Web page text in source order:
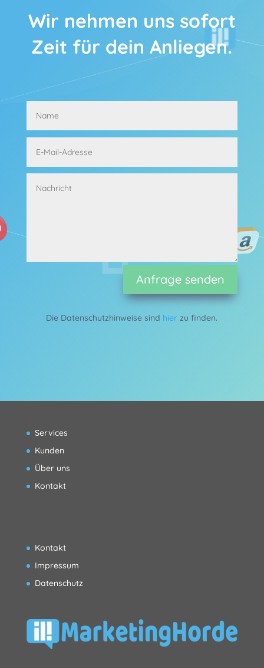
Wir nehmen uns sofort
Zeit für dein Anliegen.
Anfrage senden
Die Datenschutzhinweise sind hier zu finden.
Services
Kunden
Über uns
Kontakt
Kontakt
Impressum
Datenschutz